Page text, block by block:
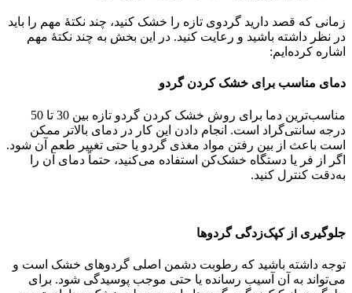
زمانی که قصد دارید گردوی تازه را خشک کنید، چند نکتۀ مهم را باید
در نظر داشته باشید و رعایت کنید. در این بخش به چند نکتۀ مهم
اشاره کرده‌ایم:
دمای مناسب برای خشک کردن گردو
مناسب‌ترین دما برای روش خشک کردن گردو تازه بین 30 تا 50
درجه سانتی‌گراد است. انجام دادن این کار در دمای بالاتر ممکن
است باعث از بین رفتن مواد مغذی گردو یا حتی تغییر طعم آن شود.
اگر از فر یا دستگاه خشک‌کن استفاده می‌کنید، حتماً دمای آن را
به‌دقت کنترل کنید.
جلوگیری از کپک‌زدگی گردوها
توجه داشته باشید که رطوبت دشمن اصلی گردوهای خشک است و
می‌تواند به آن آسیب رسانده یا حتی موجب پوسیدگی شود. برای